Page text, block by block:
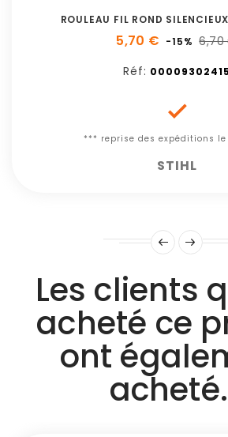
ROULEAU FIL ROND
5,70 € -15%
Réf: 00009302415

*** reprise des expéditions le
STIHL
Les clients
acheté ce
ont